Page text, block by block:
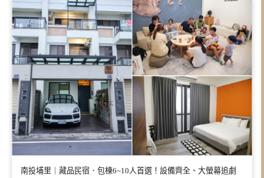
南投埔里｜藏品民宿．包棟6~10人首選！設備齊全、大螢幕追劇